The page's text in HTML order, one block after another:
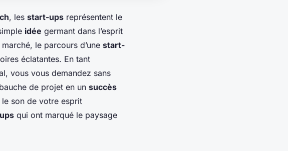
, les start-ups représentent le
idée germant dans l’esprit
le parcours d’une start-
éclatantes. En tant
vous vous demandez sans
de projet en un succès
son de votre esprit
qui ont marqué le paysage